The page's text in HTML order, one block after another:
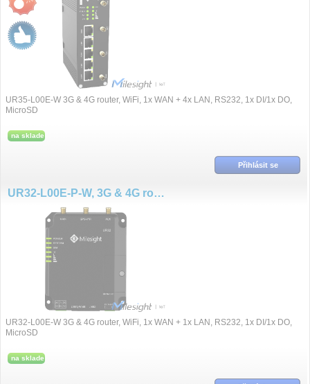
UR35-L00E-W 3G & 4G router, WiFi, 1x WAN + 4x LAN, RS232, 1x DI/1x DO,
MicroSD
na sklade
Přihlásit se
UR32-L00E-P-W, 3G & 4G router, WiFi, PoE
UR32-L00E-W 3G & 4G router, WiFi, 1x WAN + 1x LAN, RS232, 1x DI/1x DO,
MicroSD
na sklade